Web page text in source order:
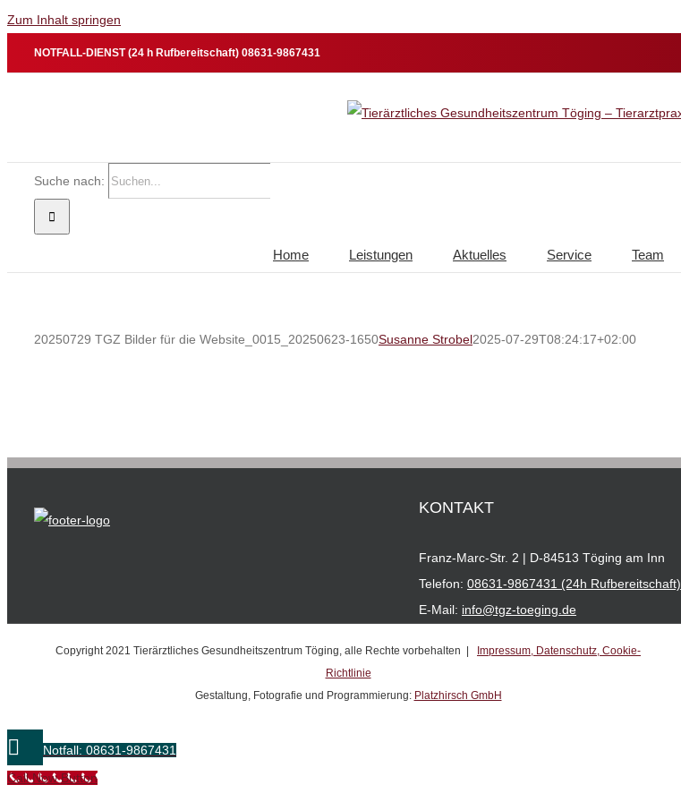
Zum Inhalt springen
NOTFALL-DIENST (24 h Rufbereitschaft) 08631-9867431
Suche nach:
Home Leistungen Aktuelles Service Team
20250729 TGZ Bilder für die Website_0015_20250623-1650Susanne Strobel2025-07-29T08:24:17+02:00
KONTAKT
Franz-Marc-Str. 2 | D-84513 Töging am Inn
Telefon: 08631-9867431 (24h Rufbereitschaft)
E-Mail: info@tgz-toeging.de
Copyright 2021 Tierärztliches Gesundheitszentrum Töging, alle Rechte vorbehalten | Impressum, Datenschutz, Cookie-
Richtlinie
Gestaltung, Fotografie und Programmierung: Platzhirsch GmbH
Notfall: 08631-9867431
Call Now Button